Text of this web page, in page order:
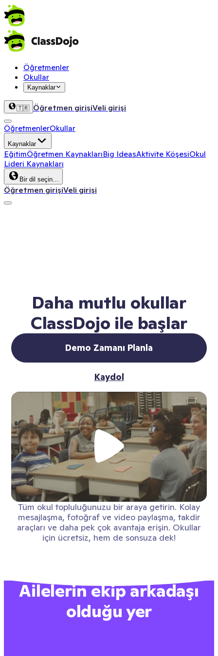
Öğretmenler
Okullar
Kaynaklar
🇹🇷 Öğretmen girişiVeli girişi
ÖğretmenlerOkullar
Kaynaklar
EğitimÖğretmen KaynaklarıBig IdeasAktivite KöşesiOkul
Lideri Kaynakları
Bir dil seçin…
Öğretmen girişiVeli girişi
Daha mutlu okullar
ClassDojo ile başlar
Tüm okul topluluğunuzu bir araya getirin. Kolay
mesajlaşma, fotoğraf ve video paylaşma, takdir
araçları ve daha pek çok avantaja erişin. Okullar
için ücretsiz, hem de sonsuza dek!
Demo Zamanı Planla
Kaydol
Ailelerin ekip arkadaşı
olduğu yer